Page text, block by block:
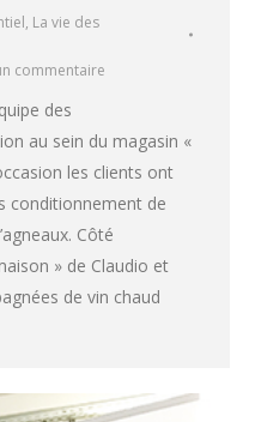
, La vie des
commentaire
des
au sein du magasin «
les clients ont
conditionnement de
Côté
» de Claudio et
de vin chaud